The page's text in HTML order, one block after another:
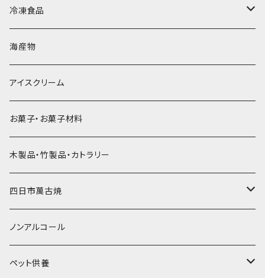
直径65mm
砕氷
氷河の氷
氷アイテム
無果汁1Lパック
無添加瓶シロップ
かき氷カップ
発泡スチロール無地-使い捨て
発泡スチロールプリント柄
かき氷スプーン・スプーンストロー
プラスチック・スプーン
プラスチック・スプーンストロー
コンデンスミルク・練乳・あんこ
かき氷セット
その他かき氷用品
ドライアイス4ｋｇ
ドライアイス5ｋｇ
ドライアイス8ｋｇ
ドライアイス10ｋｇ
ドライアイス15ｋｇ
ドライアイス20ｋｇ
ドライアイス25ｋｇ
オンザロック・グラス
ビール・グラス
タンブラー
かき氷器
冷凍食品
肉まん・あんまん
パスタ・スパゲッティ
惣菜
海産物
アイスクリーム
お菓子・お菓子材料
木製品・竹製品・カトラリー
四日市萬古焼
土鍋・土釜
一般土鍋
皿・椀・丼・小物
ノンアルコール
ペット供養